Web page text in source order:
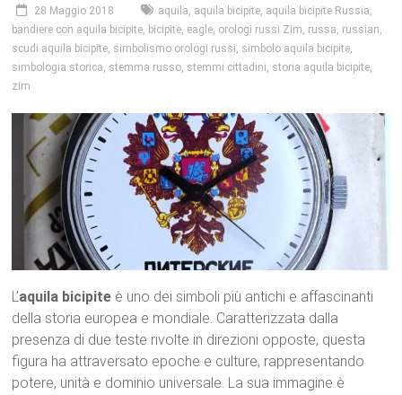
28 Maggio 2018 aquila, aquila bicipite, aquila bicipite Russia,
bandiere con aquila bicipite, bicipite, eagle, orologi russi Zim, russa, russian,
scudi aquila bicipite, simbolismo orologi russi, simbolo aquila bicipite,
simbologia storica, stemma russo, stemmi cittadini, storia aquila bicipite,
zim
L’aquila bicipite è uno dei simboli più antichi e affascinanti
della storia europea e mondiale. Caratterizzata dalla
presenza di due teste rivolte in direzioni opposte, questa
figura ha attraversato epoche e culture, rappresentando
potere, unità e dominio universale. La sua immagine è